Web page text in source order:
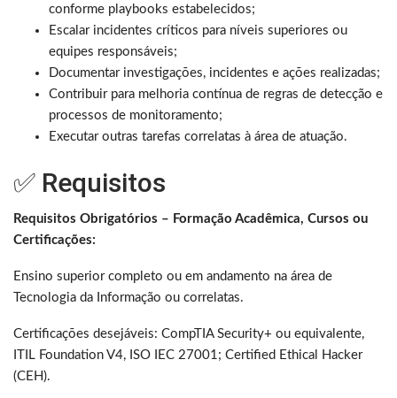
conforme playbooks estabelecidos;
Escalar incidentes críticos para níveis superiores ou
equipes responsáveis;
Documentar investigações, incidentes e ações realizadas;
Contribuir para melhoria contínua de regras de detecção e
processos de monitoramento;
Executar outras tarefas correlatas à área de atuação.
✅ Requisitos
Requisitos Obrigatórios – Formação Acadêmica, Cursos ou
Certificações:
Ensino superior completo ou em andamento na área de
Tecnologia da Informação ou correlatas.
Certificações desejáveis: CompTIA Security+ ou equivalente,
ITIL Foundation V4, ISO IEC 27001; Certified Ethical Hacker
(CEH).